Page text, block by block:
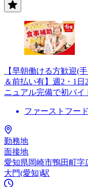
【早朝働ける方歓迎(
＆前払い有】週2・1
ニュアル完備で初バ
ファーストフード
勤務地
面接地
愛知県岡崎市鴨田町字
大門(愛知)駅